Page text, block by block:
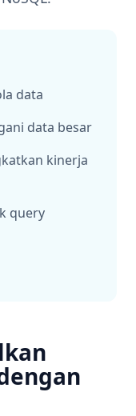
data
data besar
kinerja
query